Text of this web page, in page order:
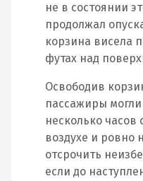
не в состоянии
продолжал
корзина висела
футах над
Освободив
пассажиры
несколько
воздухе и ровно
отсрочить
если до